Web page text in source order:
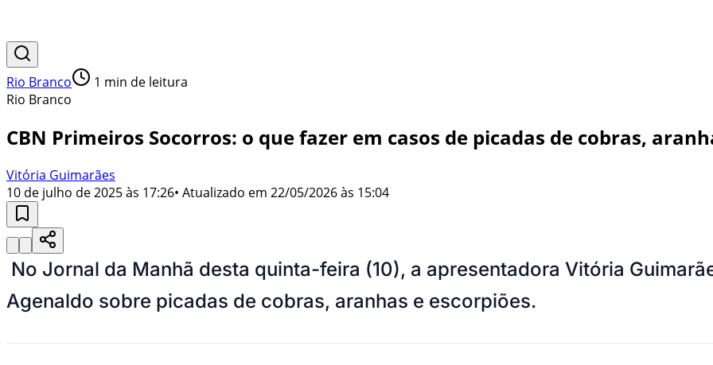
Rio Branco 1 min de leitura
Rio Branco
CBN Primeiros Socorros: o que fazer em casos de picadas de cobras,
Vitória Guimarães
10 de julho de 2025 às 17:26• Atualizado em 22/05/2026 às 15:04
No Jornal da Manhã desta quinta-feira (10), a apresentadora Vitória
Agenaldo sobre picadas de cobras, aranhas e escorpiões.